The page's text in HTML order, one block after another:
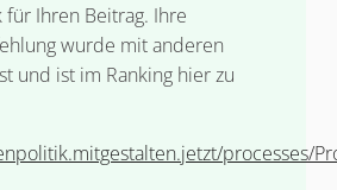
für Ihren Beitrag. Ihre
wurde mit anderen
und ist im Ranking hier zu
processes/